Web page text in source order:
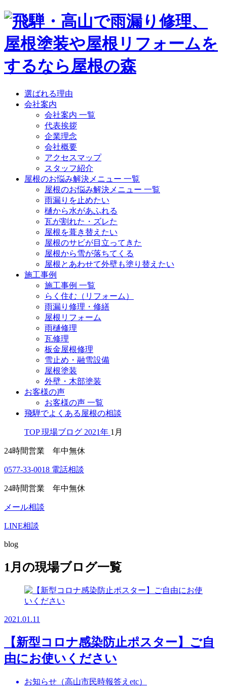
選ばれる理由
会社案内
会社案内 一覧
代表挨拶
企業理念
会社概要
アクセスマップ
スタッフ紹介
屋根のお悩み解決メニュー 一覧
屋根のお悩み解決メニュー 一覧
雨漏りを止めたい
樋から水があふれる
瓦が割れた・ズレた
屋根を葺き替えたい
屋根のサビが目立ってきた
屋根から雪が落ちてくる
屋根とあわせて外壁も塗り替えたい
施工事例
施工事例 一覧
らく住む（リフォーム）
雨漏り修理・修繕
屋根リフォーム
雨樋修理
瓦修理
板金屋根修理
雪止め・融雪設備
屋根塗装
外壁・木部塗装
お客様の声
お客様の声 一覧
飛騨でよくある屋根の相談
TOP 現場ブログ 2021年 1月
24時間営業 年中無休
0577-33-0018 電話相談
24時間営業 年中無休
メール相談
LINE相談
blog
1月の現場ブログ一覧
2021.01.11
【新型コロナ感染防止ポスター】ご自
由にお使いください
お知らせ（高山市民時報答えetc）